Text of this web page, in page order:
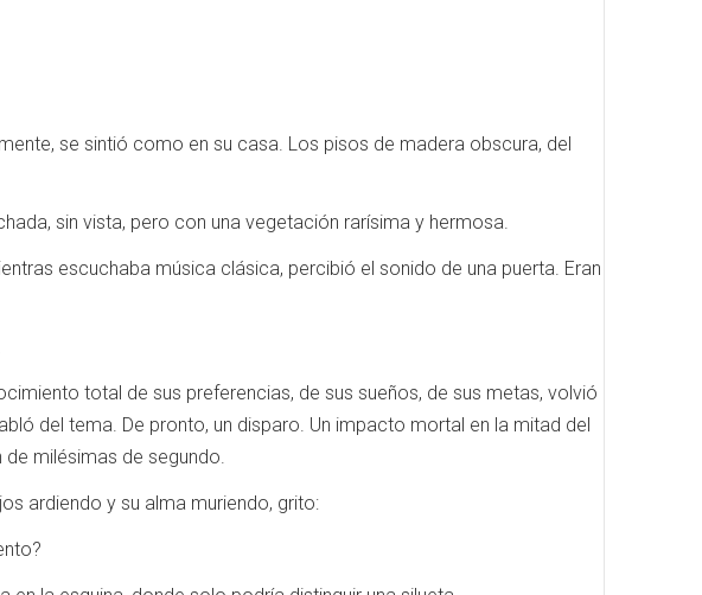
se sintió como en su casa. Los pisos de madera obscura, del
sin vista, pero con una vegetación rarísima y hermosa.
escuchaba música clásica, percibió el sonido de una puerta. Eran
total de sus preferencias, de sus sueños, de sus metas, volvió
del tema. De pronto, un disparo. Un impacto mortal en la mitad del
milésimas de segundo.
ardiendo y su alma muriendo, grito: